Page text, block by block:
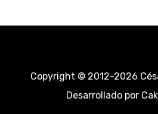
Copyright © 2012-2026
Desarrollado por